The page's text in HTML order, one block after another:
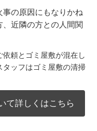
の原因にもなりかね
近隣の方との人間関
頼とゴミ屋敷が混在し
ッフはゴミ屋敷の清掃
て詳しくはこちら